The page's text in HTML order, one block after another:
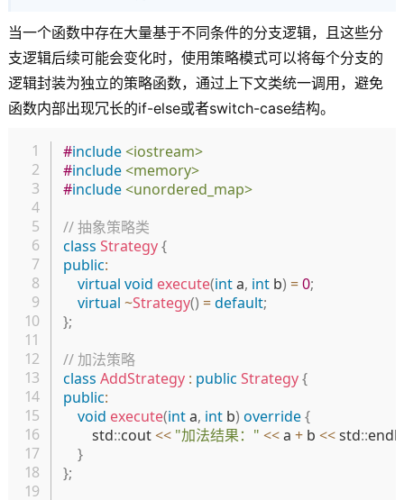
当一个函数中存在大量基于不同条件的分支逻辑，且这些分
支逻辑后续可能会变化时，使用策略模式可以将每个分支的
逻辑封装为独立的策略函数，通过上下文类统一调用，避免
函数内部出现冗长的if-else或者switch-case结构。
#include<iostream>
#include<memory>
#include<unordered_map>
// 抽象策略类
class Strategy{
public:
virtual void execute(int a, int b) =0;
virtual ~Strategy() =default;
};
// 加法策略
class AddStrategy : public Strategy{
public:
void execute(int a, int b) override{
        std
::cout << "加法结果：" << a + b << std::endl
}
};